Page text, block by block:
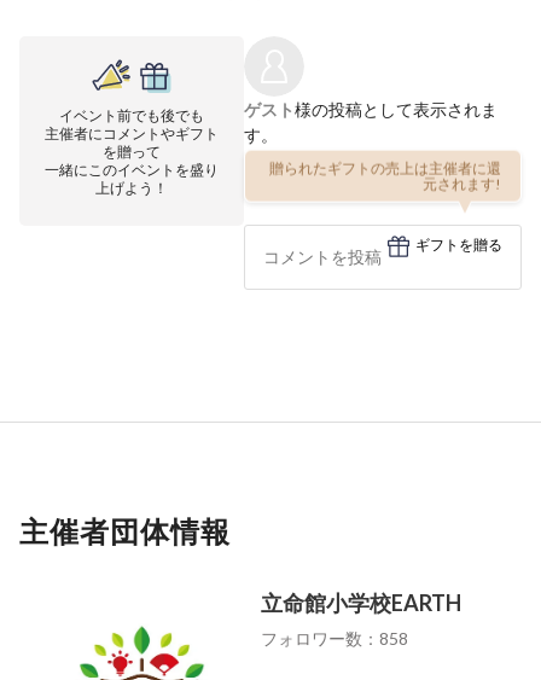
イベント前でも後でも
主催者にコメントやギフト
を贈って
一緒にこのイベントを盛り
上げよう！
ゲスト様の投稿として表示されま
す。
贈られたギフトの売上は主催者に還
元されます!
ギフトを贈る
主催者団体情報
立命館小学校EARTH
フォロワー数：858